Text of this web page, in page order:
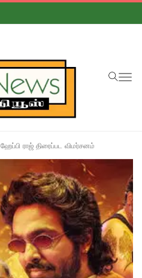
ஹேப்பி ராஜ் திரைப்பட விமர்சனம்